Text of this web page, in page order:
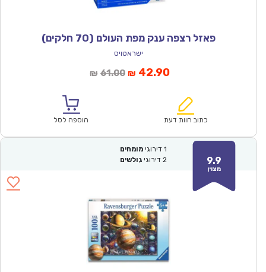
פאזל רצפה ענק מפת העולם (70 חלקים)
ישראטויס
₪ 61.00המחיר
₪61.00.
₪ 42.90המחיר
הוא:
כתוב חוות דעת הוספה לסל
9.9
מצוין
1 דירוגי מומחים
2 דירוגי גולשים